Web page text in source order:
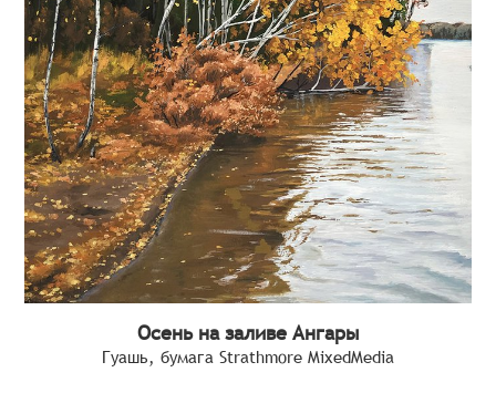
Осень на заливе Ангары
Гуашь, бумага Strathmore MixedMedia